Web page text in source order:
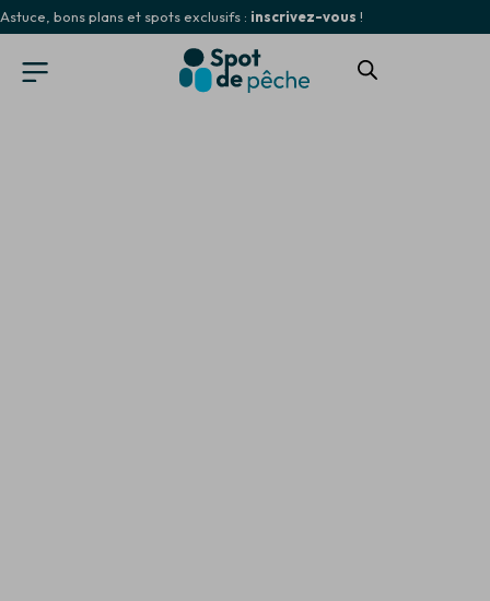
Astuce, bons plans et spots exclusifs : inscrivez-vous !